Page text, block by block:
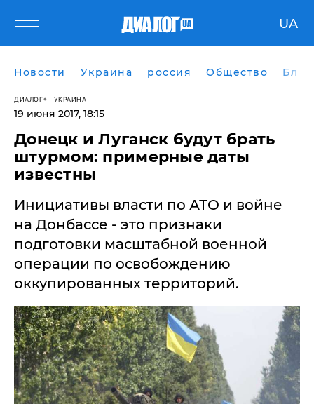
UA
Новости Украина россия Общество
ДИАЛОГ УКРАИНА
19 июня 2017, 18:15
Донецк и Луганск будут брать
штурмом: примерные даты
известны
Инициативы власти по АТО и войне
на Донбассе - это признаки
подготовки масштабной военной
операции по освобождению
оккупированных территорий.